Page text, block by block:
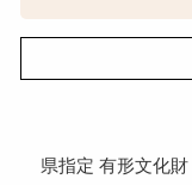
県指定 有形文化財